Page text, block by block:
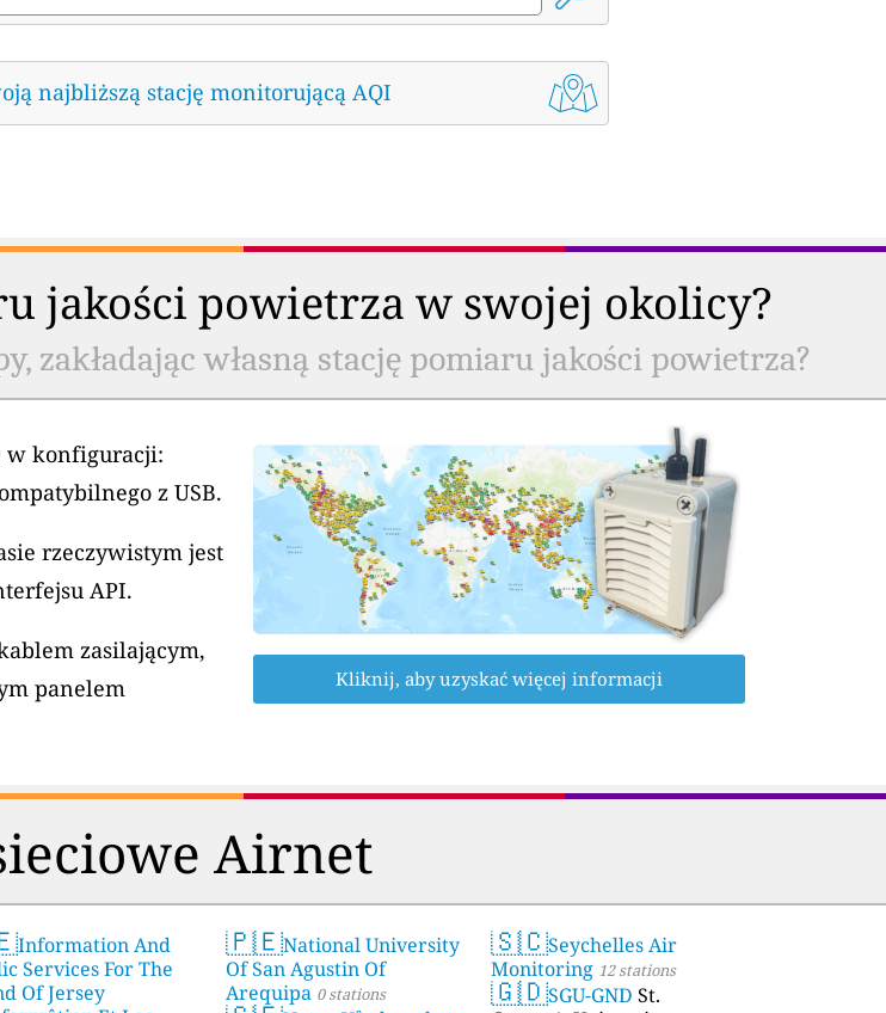
najbliższą stację monitorującą AQI
jakości powietrza w swojej okolicy?
zakładając własną stację pomiaru jakości powietrza?
w konfiguracji:
z USB.
rzeczywistym jest
API.
zasilającym,
panelem
Kliknij, aby uzyskać więcej informacji
Airnet
Information And
Services For The
Of Jersey
🇵🇪National University
Of San Agustin Of
Arequipa 0 stations
stations
🇸🇨Seychelles Air
Monitoring 12 stations
🇬🇩SGU-GND St.